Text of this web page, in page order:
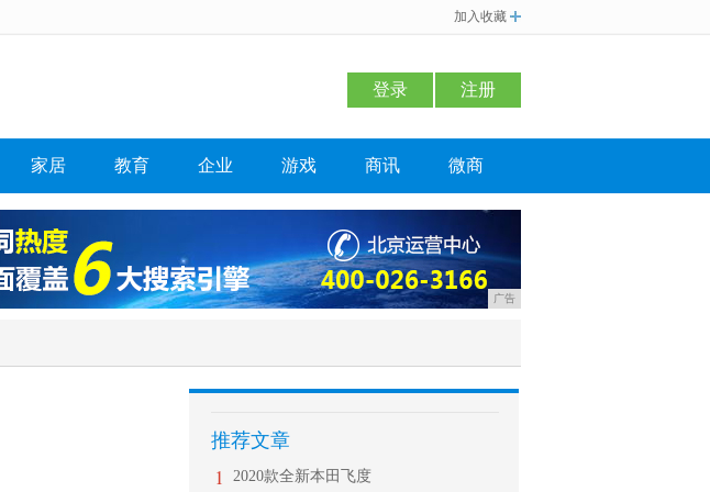
加入收藏
登录 注册
家居 教育 企业 游戏 商讯 微商
广告
推荐文章
1 2020款全新本田飞度